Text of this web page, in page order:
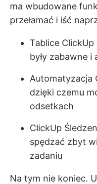
ma wbudowane
przełamać i iść
Tablice ClickUp
były zabawne i
Automatyzacja
dzięki czemu
odsetkach
ClickUp
spędzać zbyt
zadaniu
Na tym nie koniec.